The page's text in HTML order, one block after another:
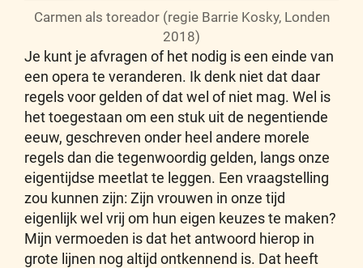
Carmen als toreador (regie Barrie Kosky, Londen
2018)
Je kunt je afvragen of het nodig is een einde van
een opera te veranderen. Ik denk niet dat daar
regels voor gelden of dat wel of niet mag. Wel is
het toegestaan om een stuk uit de negentiende
eeuw, geschreven onder heel andere morele
regels dan die tegenwoordig gelden, langs onze
eigentijdse meetlat te leggen. Een vraagstelling
zou kunnen zijn: Zijn vrouwen in onze tijd
eigenlijk wel vrij om hun eigen keuzes te maken?
Mijn vermoeden is dat het antwoord hierop in
grote lijnen nog altijd ontkennend is. Dat heeft